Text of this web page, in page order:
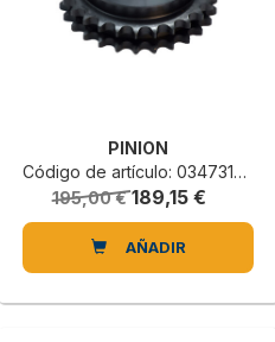
PINION
Código de artículo: 0347319330B
195,00 € 189,15 €
AÑADIR